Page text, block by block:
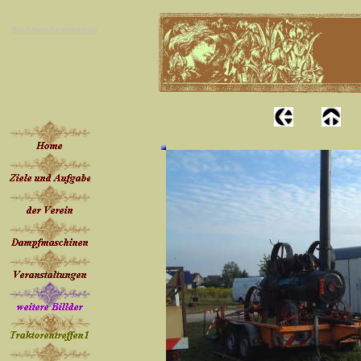
Suchmaschineneintrag